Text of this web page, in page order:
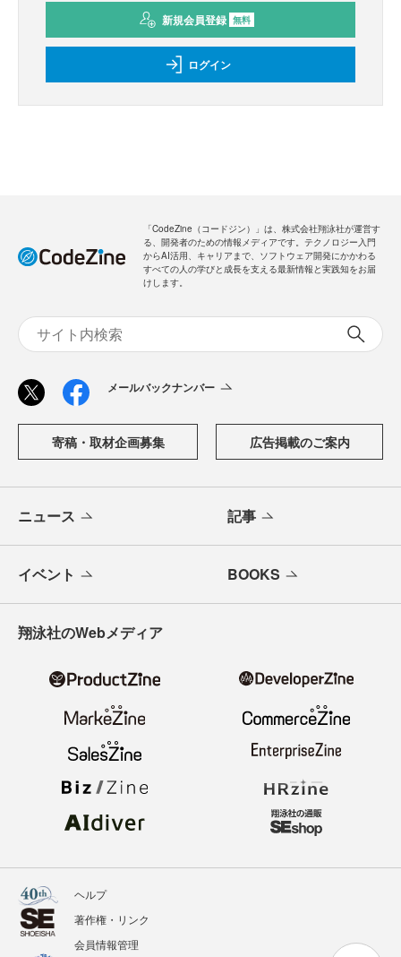
新規会員登録 無料
ログイン
「CodeZine（コードジン）」は、株式会社翔泳社が運営す
る、開発者のための情報メディアです。テクノロジー入門
からAI活用、キャリアまで、ソフトウェア開発にかかわる
すべての人の学びと成長を支える最新情報と実践知をお届
けします。
メールバックナンバー
寄稿・取材企画募集 広告掲載のご案内
ニュース 記事
イベント BOOKS
翔泳社のWebメディア
ヘルプ
著作権・リンク
会員情報管理